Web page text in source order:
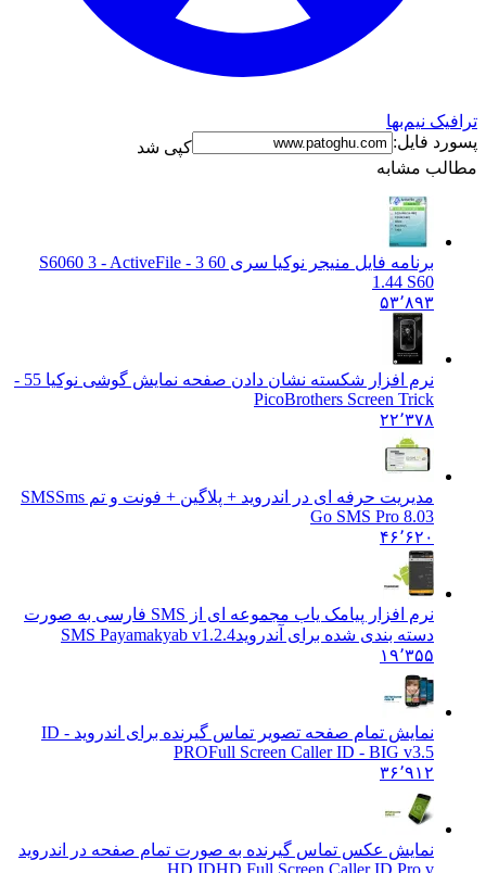
ترافیک نیم‌بها
پسورد فایل:
کپی شد
مطالب مشابه
برنامه فایل منیجر نوکیا سری 60 3 - S60
60 3 - ActiveFile
1.44 S60
۵۳٬۸۹۳
نرم افزار شکسته نشان دادن صفحه نمایش گوشی نوکیا 5
5 -
PicoBrothers Screen Trick
۲۲٬۳۷۸
مدیریت حرفه ای در اندروید + پلاگین + فونت و تم SMS Sms
Go SMS Pro 8.03
۴۶٬۶۲۰
نرم افزار پیامک یاب مجموعه ای از SMS فارسی به صورت
دسته بندی شده برای آندرویدSMS Payamakyab v1.2.4
۱۹٬۳۵۵
نمایش تمام صفحه تصویر تماس گیرنده برای اندروید ID -
PROFull Screen Caller ID - BIG v3.5
۳۶٬۹۱۲
نمایش عکس تماس گیرنده به صورت تمام صفحه در اندروید